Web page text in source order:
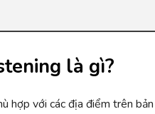
là gì?
hợp với các địa điểm trên